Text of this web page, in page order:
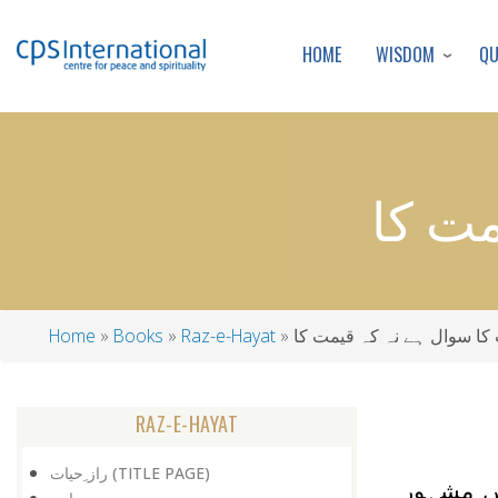
HOME WISDOM
کا
Home Books Raz-e-Hayat کا سوال ہے نہ کہ قیمت کا
RAZ-E-HAYAT
راز ِحیات (TITLE PAGE)
میں مشہور